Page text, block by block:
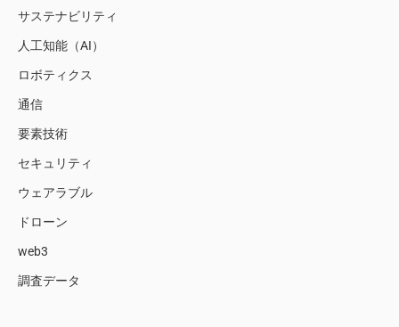
サステナビリティ
人工知能（AI）
ロボティクス
通信
要素技術
セキュリティ
ウェアラブル
ドローン
web3
調査データ